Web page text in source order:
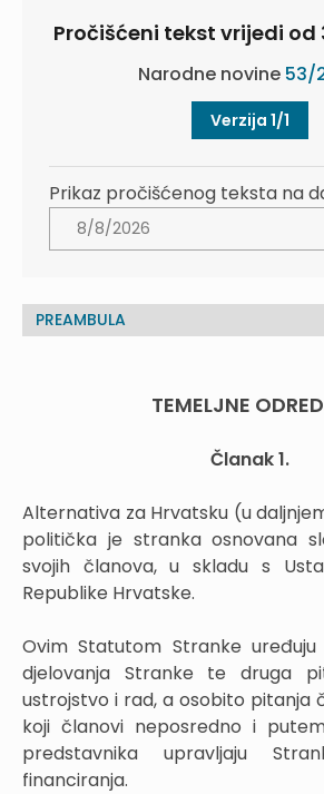
Pročišćeni tekst vrijedi od
Narodne novine 53/
Verzija 1/1
Prikaz pročišćenog teksta na
PREAMBULA
TEMELJNE
Članak 1.
Alternativa za Hrvatsku (u
politička je stranka osnovana
svojih članova, u skladu s
Republike Hrvatske.
Ovim Statutom Stranke
djelovanja Stranke te druga
ustrojstvo i rad, a osobito pitanja
koji članovi neposredno i
predstavnika upravljaju
financiranja.